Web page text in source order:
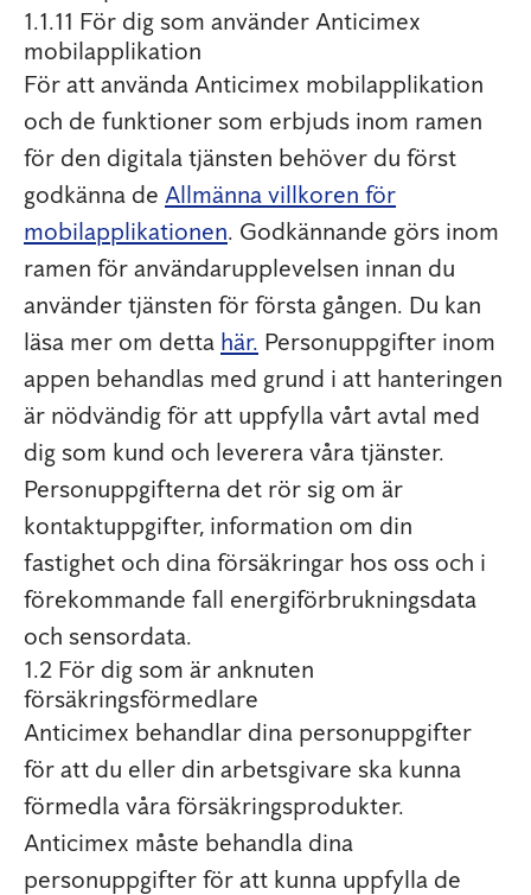
1.1.11 För dig som använder Anticimex
mobilapplikation
För att använda Anticimex mobilapplikation
och de funktioner som erbjuds inom ramen
för den digitala tjänsten behöver du först
godkänna de Allmänna villkoren för
mobilapplikationen. Godkännande görs inom
ramen för användarupplevelsen innan du
använder tjänsten för första gången. Du kan
läsa mer om detta här. Personuppgifter inom
appen behandlas med grund i att hanteringen
är nödvändig för att uppfylla vårt avtal med
dig som kund och leverera våra tjänster.
Personuppgifterna det rör sig om är
kontaktuppgifter, information om din
fastighet och dina försäkringar hos oss och i
förekommande fall energiförbrukningsdata
och sensordata.
1.2 För dig som är anknuten
försäkringsförmedlare
Anticimex behandlar dina personuppgifter
för att du eller din arbetsgivare ska kunna
förmedla våra försäkringsprodukter.
Anticimex måste behandla dina
personuppgifter för att kunna uppfylla de